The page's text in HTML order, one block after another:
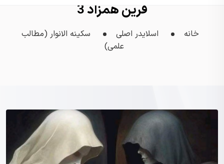
قرین همزاد 3
خانه اسلایدر اصلی
سکینه الانوار (مطالب
علمی)